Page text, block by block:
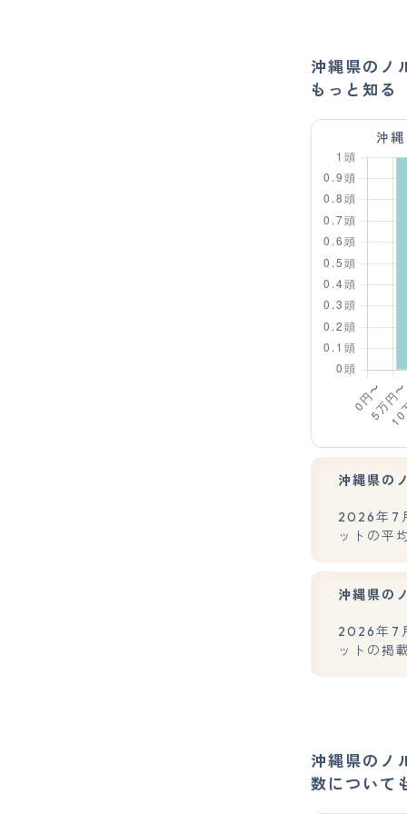
沖縄県のノ
もっと知る
沖
沖縄県の
2026年7
ットの平
沖縄県の
2026年7
ットの掲
沖縄県のノ
数について